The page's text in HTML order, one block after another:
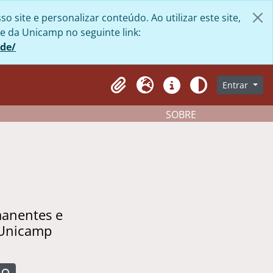
site e personalizar conteúdo. Ao utilizar este site,
da Unicamp no seguinte link:
Clipboard
Idioma AtalhosAparênciaEntrar
SOBRE
e